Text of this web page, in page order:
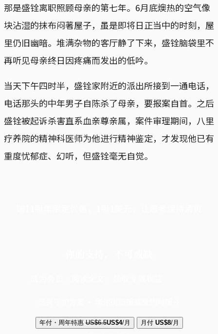
那是盛铨离职照顾母亲的第七年。6月底燠热的空气像
块沾湿的抹布闷著屋子，虽是即将日正当中的时刻，屋
里仍旧幽暗。堆满杂物的客厅静了下来，盛铨脑袋里不
再听见母亲终日因疼痛而发出的低吟。
当天下午四时半，盛铨家附近的派出所接到一通电话，
电话那头的中年男子自陈杀了母亲，要报案自首。之后
盛铨被起诉杀害直系血亲尊亲属，案件审理期间，八里
疗养院的精神科医师为他进行精神鉴定，才发现他已有
重度忧郁症、幻听，但盛铨毫无自觉。
年付・周年特惠 US$6.5US$4/月 月付 US$8/月